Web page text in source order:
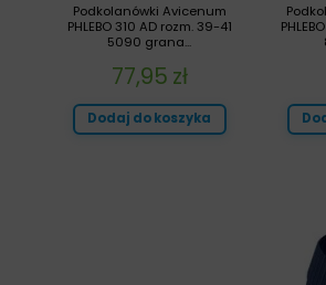
Podkolanówki Avicenum
PHLEBO 310 AD rozm. 39-41
5090 grana...
77,95 zł
Dodaj do koszyka